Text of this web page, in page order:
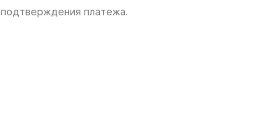
подтверждения платежа.